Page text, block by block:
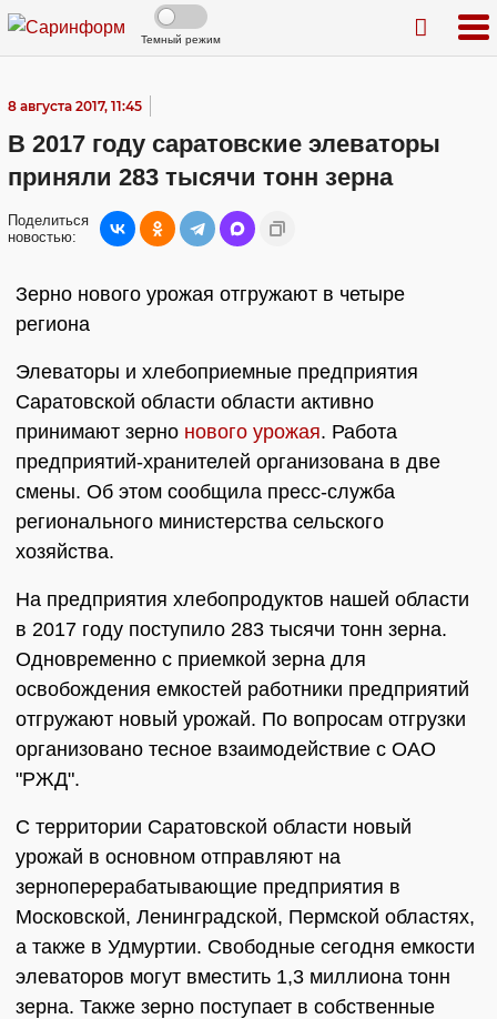
Темный режим
8 августа 2017, 11:45
В 2017 году саратовские элеваторы
приняли 283 тысячи тонн зерна
Поделиться
новостью:
Зерно нового урожая отгружают в четыре
региона
Элеваторы и хлебоприемные предприятия
Саратовской области области активно
принимают зерно нового урожая. Работа
предприятий-хранителей организована в две
смены. Об этом сообщила пресс-служба
регионального министерства сельского
хозяйства.
На предприятия хлебопродуктов нашей области
в 2017 году поступило 283 тысячи тонн зерна.
Одновременно с приемкой зерна для
освобождения емкостей работники предприятий
отгружают новый урожай. По вопросам отгрузки
организовано тесное взаимодействие с ОАО
"РЖД".
С территории Саратовской области новый
урожай в основном отправляют на
зерноперерабатывающие предприятия в
Московской, Ленинградской, Пермской областях,
а также в Удмуртии. Свободные сегодня емкости
элеваторов могут вместить 1,3 миллиона тонн
зерна. Также зерно поступает в собственные